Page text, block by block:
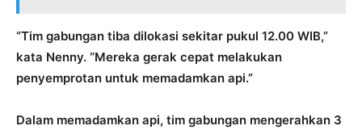
“Tim gabungan tiba dilokasi sekitar pukul 12.00 WIB,”
kata Nenny. “Mereka gerak cepat melakukan
penyemprotan untuk memadamkan api.”
Dalam memadamkan api, tim gabungan mengerahkan 3